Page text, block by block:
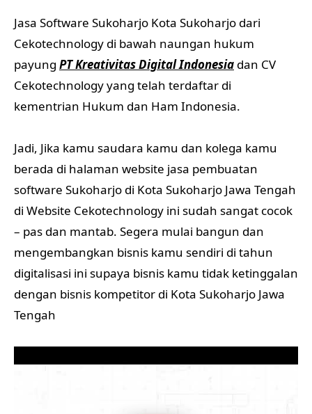
Jasa Software Sukoharjo Kota Sukoharjo dari
Cekotechnology di bawah naungan hukum
payung PT Kreativitas Digital Indonesia dan CV
Cekotechnology yang telah terdaftar di
kementrian Hukum dan Ham Indonesia.
Jadi, Jika kamu saudara kamu dan kolega kamu
berada di halaman website jasa pembuatan
software Sukoharjo di Kota Sukoharjo Jawa Tengah
di Website Cekotechnology ini sudah sangat cocok
– pas dan mantab. Segera mulai bangun dan
mengembangkan bisnis kamu sendiri di tahun
digitalisasi ini supaya bisnis kamu tidak ketinggalan
dengan bisnis kompetitor di Kota Sukoharjo Jawa
Tengah